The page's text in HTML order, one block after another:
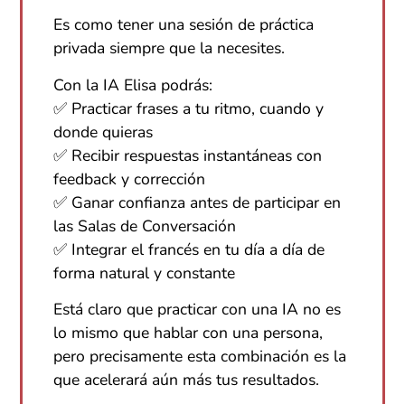
Es como tener una sesión de práctica
privada siempre que la necesites.
Con la IA Elisa podrás:
✅ Practicar frases a tu ritmo, cuando y
donde quieras
✅ Recibir respuestas instantáneas con
feedback y corrección
✅ Ganar confianza antes de participar en
las Salas de Conversación
✅ Integrar el francés en tu día a día de
forma natural y constante
Está claro que practicar con una IA no es
lo mismo que hablar con una persona,
pero precisamente esta combinación es la
que acelerará aún más tus resultados.